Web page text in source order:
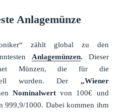
Anlagemünze
zählt global zu den
Anlagemünzen. Dieser
Münzen, die für die
wurden. Der „Wiener
Nominalwert von 100€ und
999,9/1000. Dabei kommen ihm